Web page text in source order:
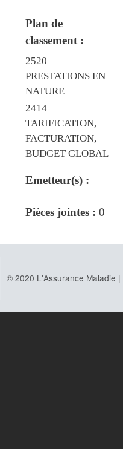
Plan de
classement :
2520
PRESTATIONS EN
NATURE
2414
TARIFICATION,
FACTURATION,
BUDGET GLOBAL
Emetteur(s) :
Pièces jointes : 0
© 2020 L'Assurance Maladie |